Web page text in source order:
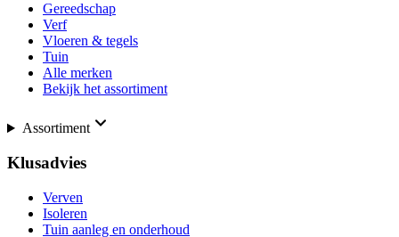
Gereedschap
Verf
Vloeren & tegels
Tuin
Alle merken
Bekijk het assortiment
Assortiment
Klusadvies
Verven
Isoleren
Tuin aanleg en onderhoud